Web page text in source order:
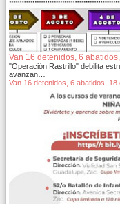
Van 16 detenidos, 6
"Operación Rastrillo" debilita
avanzan…
Van 16 detenidos, 6 abatidos,